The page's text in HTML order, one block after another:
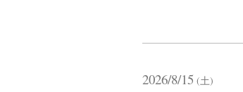
2026/8/15 (土)